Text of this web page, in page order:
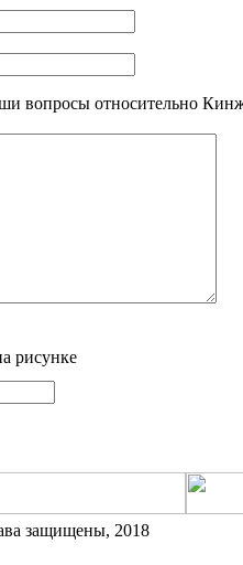
вопросы относительно
рисунке
защищены, 2018